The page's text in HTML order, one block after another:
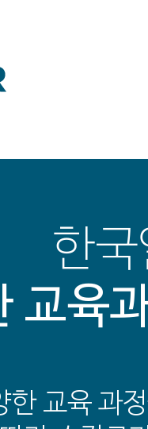
한
교육
한 교육 과